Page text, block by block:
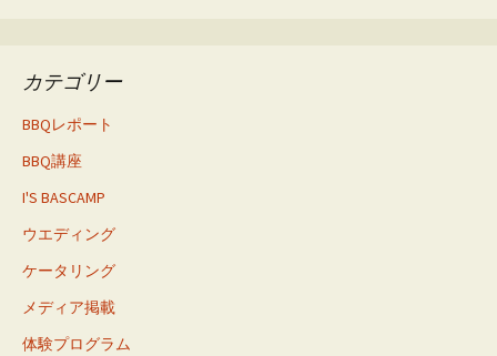
カテゴリー
BBQレポート
BBQ講座
I'S BASCAMP
ウエディング
ケータリング
メディア掲載
体験プログラム